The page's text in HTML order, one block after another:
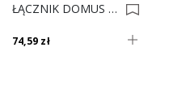
ŁĄCZNIK DOMUS BIAŁY 8181 3m L 0017449
74,59 zł